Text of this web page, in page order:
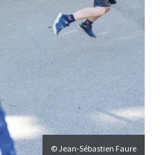
© Jean-Sébastien Faure